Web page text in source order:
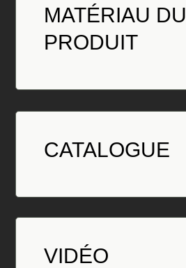
MATÉRIAU DU
PRODUIT
CATALOGUE
VIDÉO